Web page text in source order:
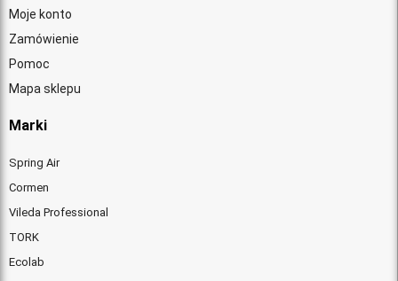
Moje konto
Zamówienie
Pomoc
Mapa sklepu
Marki
Spring Air
Cormen
Vileda Professional
TORK
Ecolab